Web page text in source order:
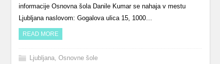
informacije Osnovna šola Danile Kumar se nahaja v mestu
Ljubljana naslovom: Gogalova ulica 15, 1000…
READ MORE
Ljubljana,Osnovne šole